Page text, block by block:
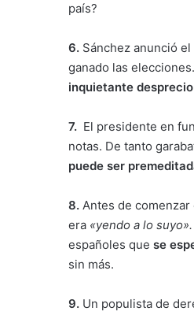
país?
6. Sánchez anunció
ganado las
inquietante
7. El presidente en
notas. De tanto
puede ser
8. Antes de
era «yendo a lo suyo».
españoles que se
sin más.
9. Un populista de